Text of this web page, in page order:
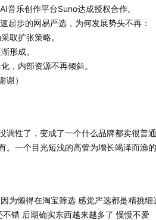
音乐创作平台Suno达成授权合作。
起步的网易严选，为何发展势头不再：
取扩张策略。
形成。
，内部资源不再倾斜。
谢）
调性了，变成了一个什么品牌都卖很普
。一个目光短浅的高管为增长竭泽而渔的
为懒得在淘宝筛选 感觉严选都是精挑
错 后期确实东西越来越多了 慢慢不爱